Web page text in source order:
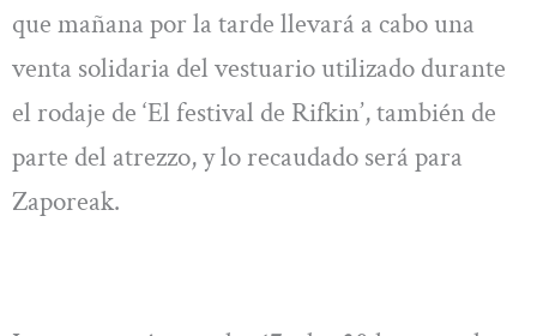
que mañana por la tarde llevará a cabo una
venta solidaria del vestuario utilizado durante
el rodaje de ‘El festival de Rifkin’, también de
parte del atrezzo, y lo recaudado será para
Zaporeak.